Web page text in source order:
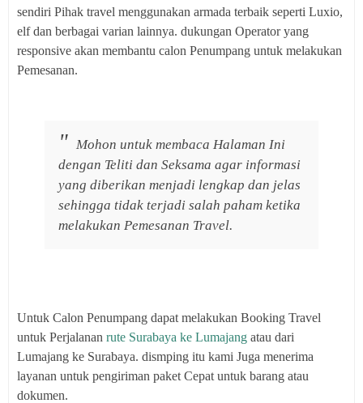
sendiri Pihak travel menggunakan armada terbaik seperti Luxio,
elf dan berbagai varian lainnya. dukungan Operator yang
responsive akan membantu calon Penumpang untuk melakukan
Pemesanan.
Mohon untuk membaca Halaman Ini
dengan Teliti dan Seksama agar informasi
yang diberikan menjadi lengkap dan jelas
sehingga tidak terjadi salah paham ketika
melakukan Pemesanan Travel.
Untuk Calon Penumpang dapat melakukan Booking Travel
untuk Perjalanan rute Surabaya ke Lumajang atau dari
Lumajang ke Surabaya. dismping itu kami Juga menerima
layanan untuk pengiriman paket Cepat untuk barang atau
dokumen.